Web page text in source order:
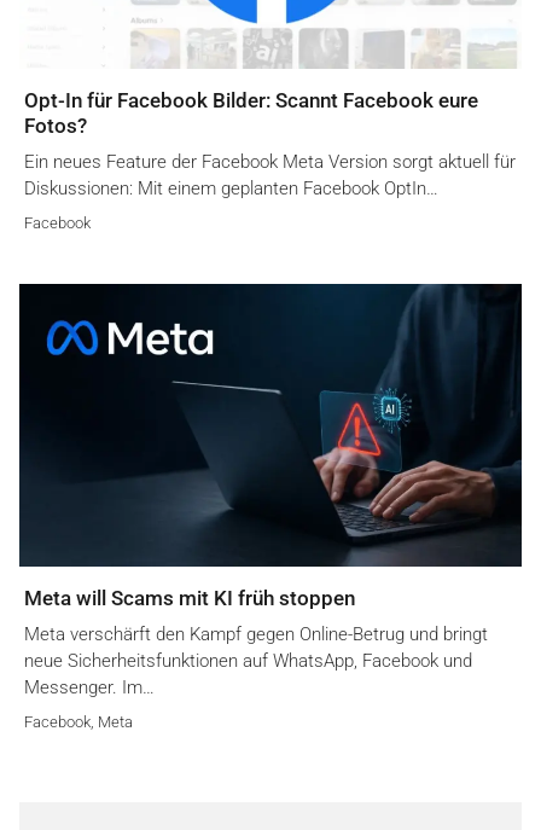
Opt-In für Facebook Bilder: Scannt Facebook eure
Fotos?
Ein neues Feature der Facebook Meta Version sorgt aktuell für
Diskussionen: Mit einem geplanten Facebook OptIn…
Facebook
Meta will Scams mit KI früh stoppen
Meta verschärft den Kampf gegen Online-Betrug und bringt
neue Sicherheitsfunktionen auf WhatsApp, Facebook und
Messenger. Im…
Facebook Meta